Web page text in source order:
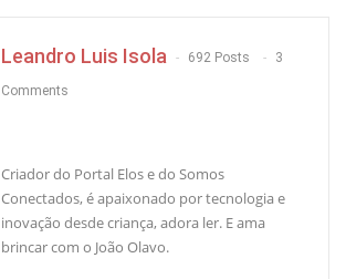
Leandro Luis Isola 692 Posts 3
Comments
Criador do Portal Elos e do Somos
Conectados, é apaixonado por tecnologia e
inovação desde criança, adora ler. E ama
brincar com o João Olavo.